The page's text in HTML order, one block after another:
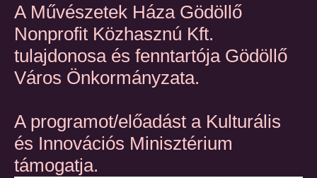
A Művészetek Háza Gödöllő
Nonprofit Közhasznú Kft.
tulajdonosa és fenntartója Gödöllő
Város Önkormányzata.
A programot/előadást a Kulturális
és Innovációs Minisztérium
támogatja.